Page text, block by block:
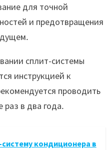
для точной
и предотвращения
сплит-системы
инструкцией к
проводить
в два года․
кондиционера в